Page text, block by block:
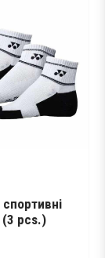
Зажим для
AC607EX